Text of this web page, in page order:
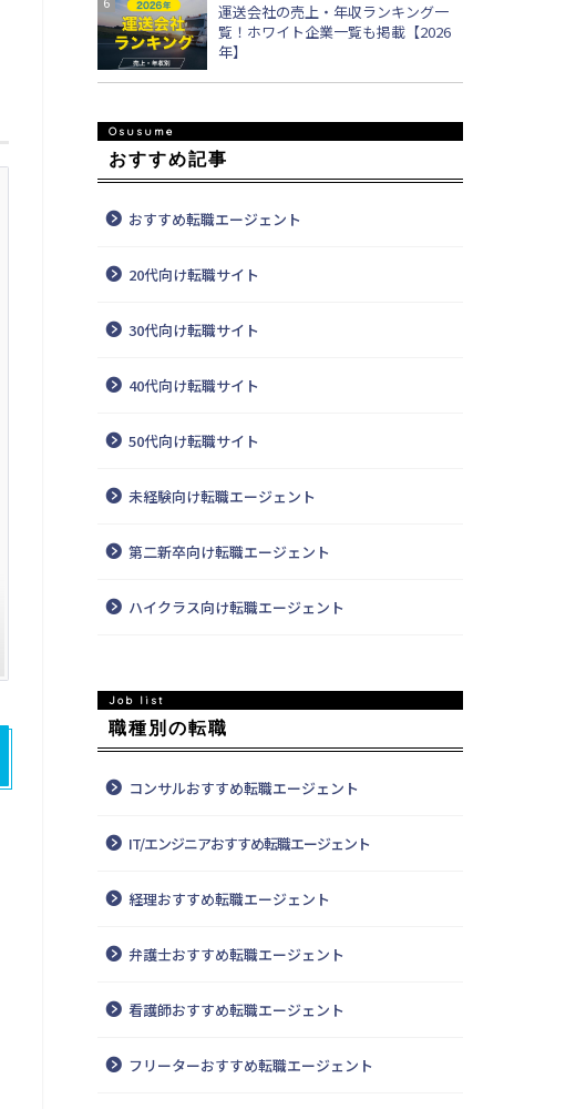
運送会社の売上・年収ランキング一
覧！ホワイト企業一覧も掲載【2026
年】
おすすめ記事
おすすめ転職エージェント
20代向け転職サイト
30代向け転職サイト
40代向け転職サイト
50代向け転職サイト
未経験向け転職エージェント
第二新卒向け転職エージェント
ハイクラス向け転職エージェント
職種別の転職
コンサルおすすめ転職エージェント
IT/エンジニアおすすめ転職エージェント
経理おすすめ転職エージェント
弁護士おすすめ転職エージェント
看護師おすすめ転職エージェント
フリーターおすすめ転職エージェント